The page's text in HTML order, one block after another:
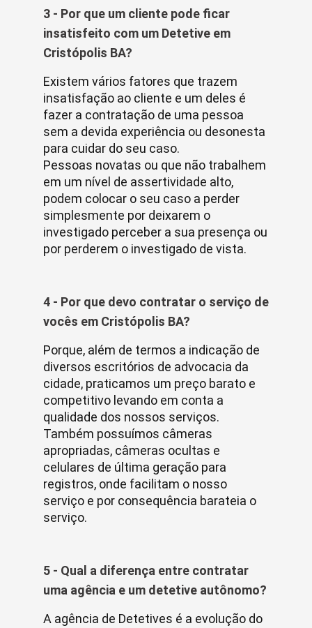
3 - Por que um cliente pode ficar
insatisfeito com um Detetive em
Cristópolis BA?
Existem vários fatores que trazem
insatisfação ao cliente e um deles é
fazer a contratação de uma pessoa
sem a devida experiência ou desonesta
para cuidar do seu caso.
Pessoas novatas ou que não trabalhem
em um nível de assertividade alto,
podem colocar o seu caso a perder
simplesmente por deixarem o
investigado perceber a sua presença ou
por perderem o investigado de vista.
4 - Por que devo contratar o serviço de
vocês em Cristópolis BA?
Porque, além de termos a indicação de
diversos escritórios de advocacia da
cidade, praticamos um preço barato e
competitivo levando em conta a
qualidade dos nossos serviços.
Também possuímos câmeras
apropriadas, câmeras ocultas e
celulares de última geração para
registros, onde facilitam o nosso
serviço e por consequência barateia o
serviço.
5 - Qual a diferença entre contratar
uma agência e um detetive autônomo?
A agência de Detetives é a evolução do